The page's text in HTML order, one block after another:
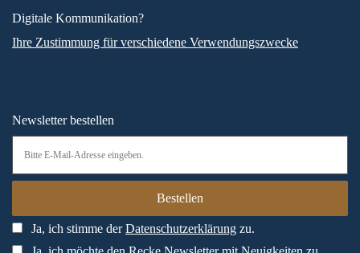
Digitale Kommunikation?
Ihre Zustimmung für verschiedene Verwendungszwecke
Newsletter bestellen
Ja, ich stimme derDatenschutzerklärung zu.